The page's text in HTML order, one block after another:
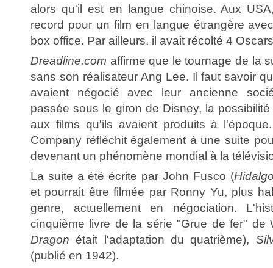
alors qu'il est en langue chinoise. Aux
record pour un film en langue étrangère
box office. Par ailleurs, il avait récolté 4
Dreadline.com affirme que le tournage de la
sans son réalisateur Ang Lee. Il faut savoir
avaient négocié avec leur ancienne
passée sous le giron de Disney, la
aux films qu'ils avaient produits à
Company réfléchit également à une suite
devenant un phénomène mondial à la
La suite a été écrite par John Fusco (
et pourrait être filmée par Ronny Yu, plus
genre, actuellement en négociation.
cinquième livre de la série "Grue de fer" de
Dragon était l'adaptation du quatrième),
(publié en 1942).